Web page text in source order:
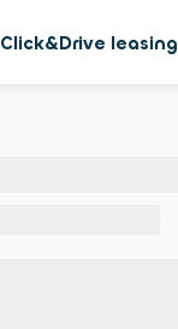
Click&Drive leasing